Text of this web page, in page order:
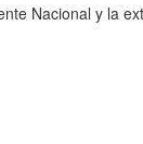
Nacional y la